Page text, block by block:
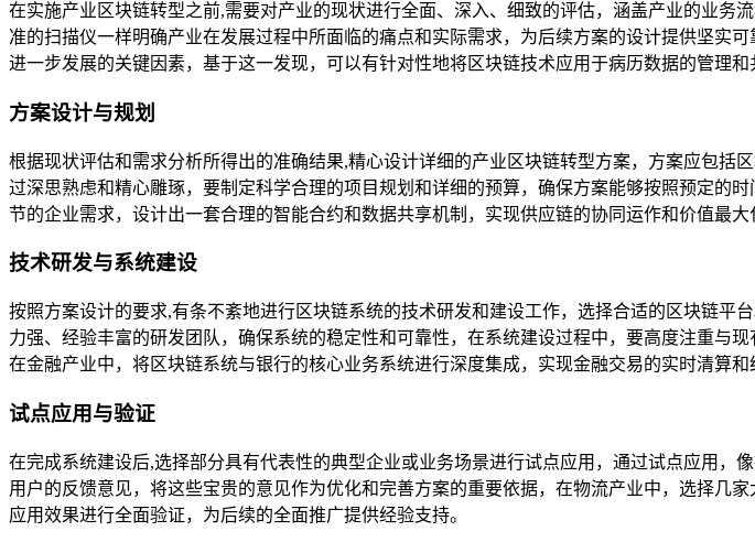
在实施产业区块链转型之前,需要对产业的现状进行全面、深入、细致的评估，涵盖产业的业
准的扫描仪一样明确产业在发展过程中所面临的痛点和实际需求，为后续方案的设计提供坚实
进一步发展的关键因素，基于这一发现，可以有针对性地将区块链技术应用于病历数据的管理和
方案设计与规划
根据现状评估和需求分析所得出的准确结果,精心设计详细的产业区块链转型方案，方案应包
过深思熟虑和精心雕琢，要制定科学合理的项目规划和详细的预算，确保方案能够按照预定的
节的企业需求，设计出一套合理的智能合约和数据共享机制，实现供应链的协同运作和价值最大
技术研发与系统建设
按照方案设计的要求,有条不紊地进行区块链系统的技术研发和建设工作，选择合适的区块链
力强、经验丰富的研发团队，确保系统的稳定性和可靠性，在系统建设过程中，要高度注重与
在金融产业中，将区块链系统与银行的核心业务系统进行深度集成，实现金融交易的实时清算和
试点应用与验证
在完成系统建设后,选择部分具有代表性的典型企业或业务场景进行试点应用，通过试点应用
用户的反馈意见，将这些宝贵的意见作为优化和完善方案的重要依据，在物流产业中，选择几
应用效果进行全面验证，为后续的全面推广提供经验支持。